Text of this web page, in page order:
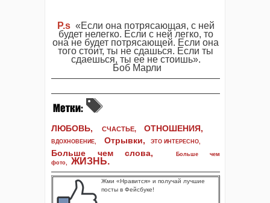
P.s «Если она потрясающая, с ней
будет нелегко. Если с ней легко, то
она не будет потрясающей. Если она
того стоит, ты не сдашься. Если ты
сдаешься, ты ее не стоишь».
Боб Марли
ЛЮБОВЬ, СЧАСТЬЕ, ОТНОШЕНИЯ,
ВДОХНОВЕНИЕ, Отрывки, ЭТО ИНТЕРЕСНО,
Больше чем слова,
Больше чем
фото, ЖИЗНЬ.
Жми «Нравится» и получай лучшие
посты в Фейсбуке!